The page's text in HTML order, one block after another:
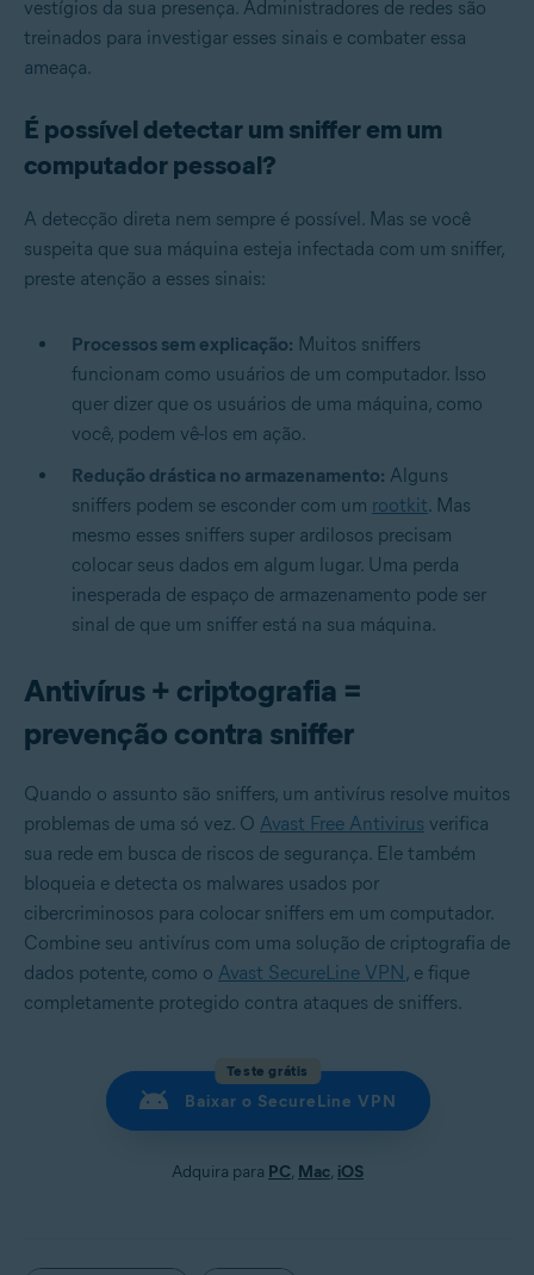
vestígios da sua presença. Administradores de redes são
treinados para investigar esses sinais e combater essa
ameaça.
É possível detectar um sniffer em um
computador pessoal?
A detecção direta nem sempre é possível. Mas se você
suspeita que sua máquina esteja infectada com um sniffer,
preste atenção a esses sinais:
Processos sem explicação: Muitos sniffers
funcionam como usuários de um computador. Isso
quer dizer que os usuários de uma máquina, como
você, podem vê-los em ação.
Redução drástica no armazenamento: Alguns
sniffers podem se esconder com um rootkit. Mas
mesmo esses sniffers super ardilosos precisam
colocar seus dados em algum lugar. Uma perda
inesperada de espaço de armazenamento pode ser
sinal de que um sniffer está na sua máquina.
Antivírus + criptografia =
prevenção contra sniffer
Quando o assunto são sniffers, um antivírus resolve muitos
problemas de uma só vez. O Avast Free Antivirus verifica
sua rede em busca de riscos de segurança. Ele também
bloqueia e detecta os malwares usados por
cibercriminosos para colocar sniffers em um computador.
Combine seu antivírus com uma solução de criptografia de
dados potente, como o Avast SecureLine VPN , e fique
completamente protegido contra ataques de sniffers.
Teste grátis
Baixar o SecureLine VPN
Adquira para PC, Mac, iOS